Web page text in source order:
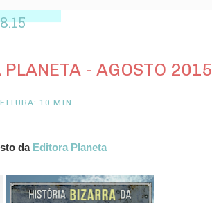
- AGOSTO 2015
10 MIN
da Editora Planeta